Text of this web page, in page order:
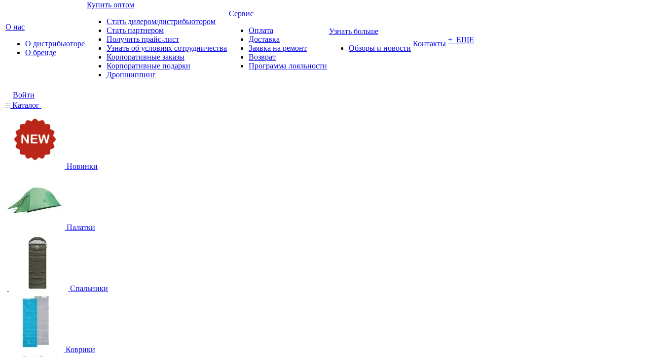
О нас
О дистрибьюторе
О бренде
Купить оптом
Стать дилером/дистрибьютором
Стать партнером
Получить прайс-лист
Узнать об условиях сотрудничества
Корпоративные заказы
Корпоративные подарки
Дропшиппинг
Сервис
Оплата
Доставка
Заявка на ремонт
Возврат
Программа лояльности
Узнать больше
Обзоры и новости
Контакты + ЕЩЕ
Войти
Каталог
Новинки
Палатки
Спальники
Коврики